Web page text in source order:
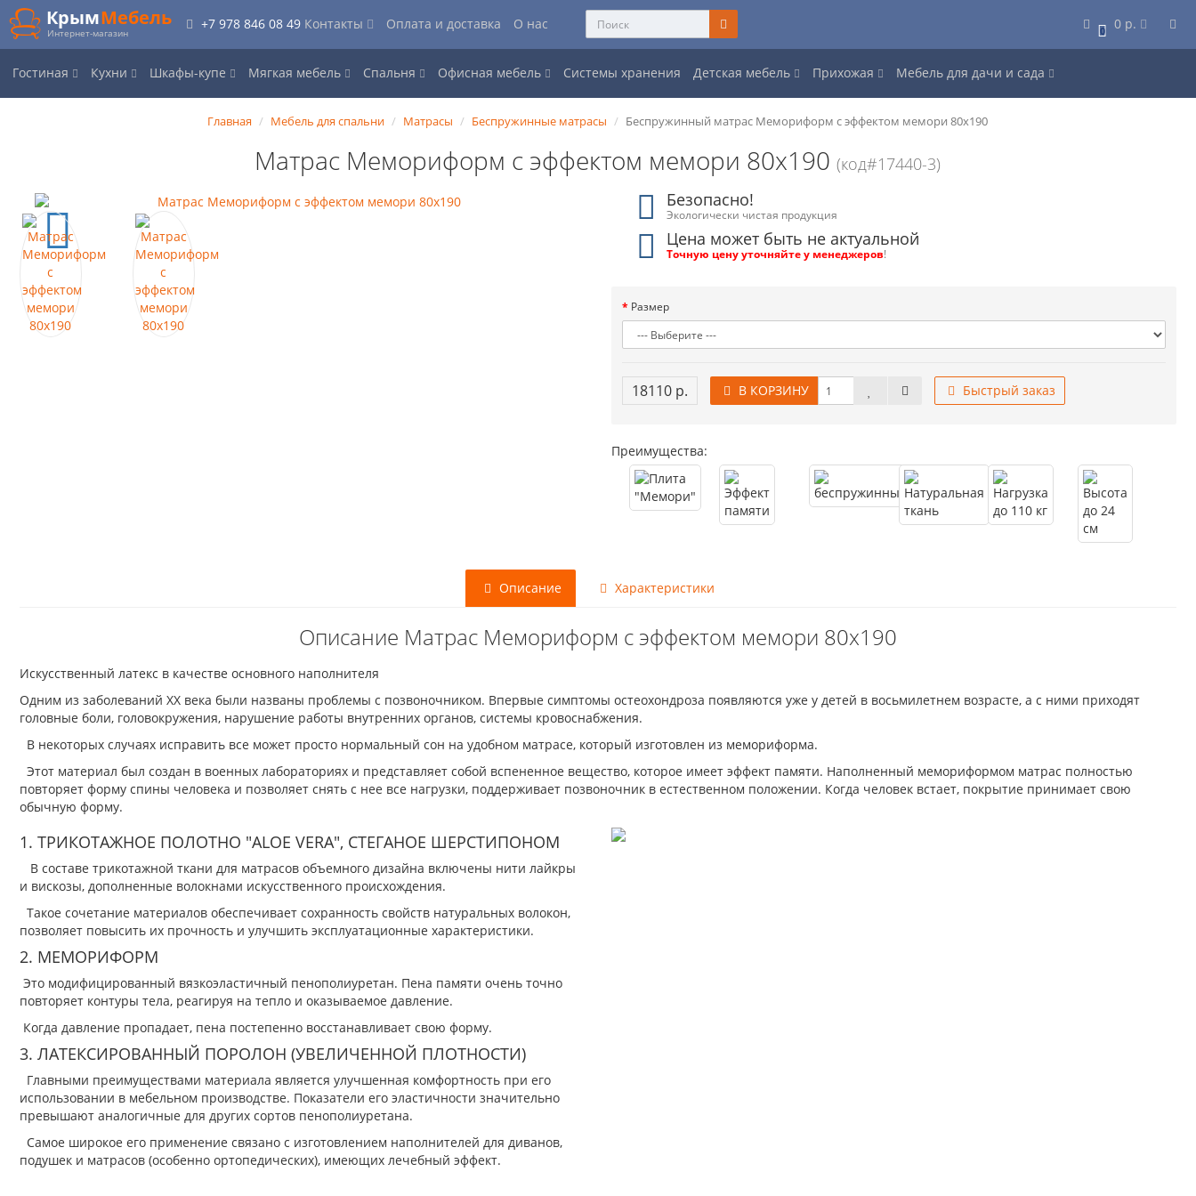
КрымМебель
Интернет-магазин
+7 978 846 08 49 Контакты Оплата и доставка О нас 0 0 р.
Гостиная Кухни Шкафы-купе Мягкая мебель Спальня Офисная мебель Системы хранения Детская мебель Прихожая Мебель для дачи и сада
Главная Мебель для спальни Матрасы Беспружинные матрасы Беспружинный матрас Мемориформ с эффектом мемори 80x190
Матрас Мемориформ с эффектом мемори 80x190(код#17440-3)
Безопасно!
Экологически чистая продукция
Цена может быть не актуальной
Точную цену уточняйте у менеджеров!
Размер
18110 р. В КОРЗИНУ Быстрый заказ
Преимущества:
Описание Характеристики
Описание Матрас Мемориформ с эффектом мемори 80x190
Искусственный латекс в качестве основного наполнителя
Одним из заболеваний ХХ века были названы проблемы с позвоночником. Впервые симптомы остеохондроза появляются уже у детей в восьмилетнем возрасте, а с ними приходят
головные боли, головокружения, нарушение работы внутренних органов, системы кровоснабжения.
В некоторых случаях исправить все может просто нормальный сон на удобном матрасе, который изготовлен из мемориформа.
Этот материал был создан в военных лабораториях и представляет собой вспененное вещество, которое имеет эффект памяти. Наполненный мемориформом матрас полностью
повторяет форму спины человека и позволяет снять с нее все нагрузки, поддерживает позвоночник в естественном положении. Когда человек встает, покрытие принимает свою
обычную форму.
1. ТРИКОТАЖНОЕ ПОЛОТНО "ALOE VERA", СТЕГАНОЕ ШЕРСТИПОНОМ
В составе трикотажной ткани для матрасов объемного дизайна включены нити лайкры
и вискозы, дополненные волокнами искусственного происхождения.
Такое сочетание материалов обеспечивает сохранность свойств натуральных волокон,
позволяет повысить их прочность и улучшить эксплуатационные характеристики.
2. МЕМОРИФОРМ
Это модифицированный вязкоэластичный пенополиуретан. Пена памяти очень точно
повторяет контуры тела, реагируя на тепло и оказываемое давление.
Когда давление пропадает, пена постепенно восстанавливает свою форму.
3. ЛАТЕКСИРОВАННЫЙ ПОРОЛОН (УВЕЛИЧЕННОЙ ПЛОТНОСТИ)
Главными преимуществами материала является улучшенная комфортность при его
использовании в мебельном производстве. Показатели его эластичности значительно
превышают аналогичные для других сортов пенополиуретана.
Самое широкое его применение связано с изготовлением наполнителей для диванов,
подушек и матрасов (особенно ортопедических), имеющих лечебный эффект.